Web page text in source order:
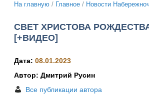
На главную / Главное / Новости
СВЕТ ХРИСТОВА
[+ВИДЕО]
Дата: 08.01.2023
Автор: Дмитрий Русин
Все публикации автора